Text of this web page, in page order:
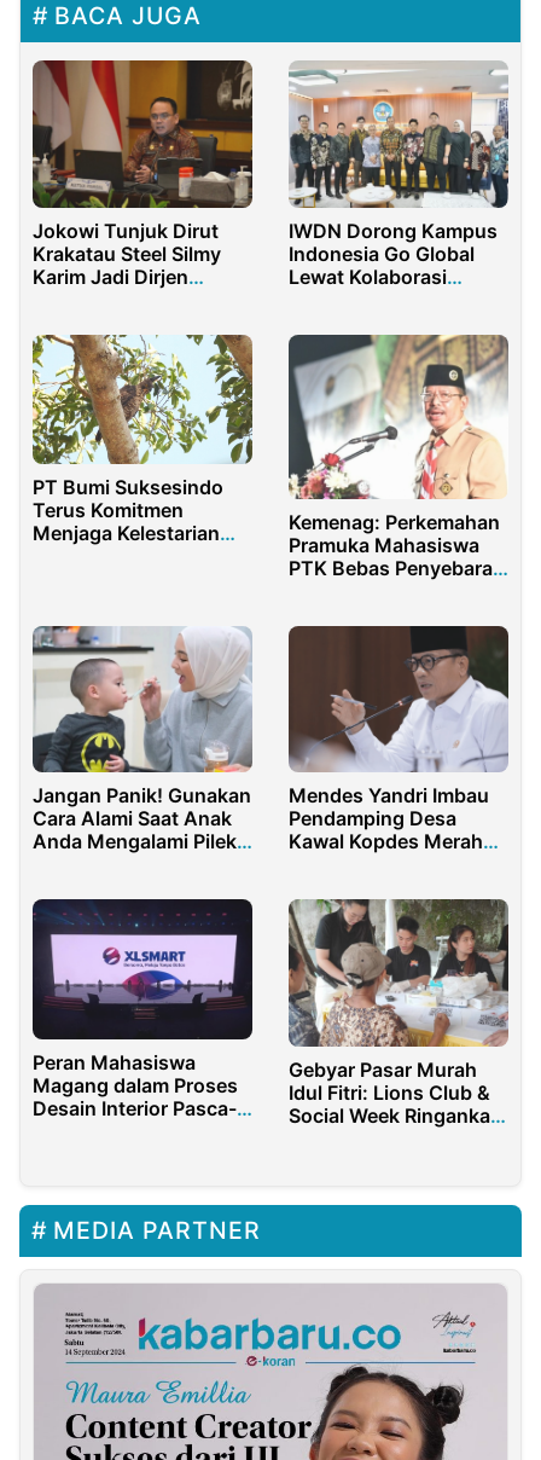
BACA JUGA
Jokowi Tunjuk Dirut
Krakatau Steel Silmy
Karim Jadi Dirjen
IWDN Dorong Kampus
Indonesia Go Global
Lewat Kolaborasi
PT Bumi Suksesindo
Terus Komitmen
Menjaga Kelestarian
Kemenag: Perkemahan
Pramuka Mahasiswa
PTK Bebas Penyebaran
Jangan Panik! Gunakan
Cara Alami Saat Anak
Anda Mengalami Pilek
Mendes Yandri Imbau
Pendamping Desa
Kawal Kopdes Merah
Peran Mahasiswa
Magang dalam Proses
Desain Interior Pasca-
Gebyar Pasar Murah
Idul Fitri: Lions Club &
Social Week Ringankan
MEDIA PARTNER